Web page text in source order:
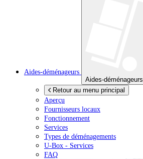
Aides-déménageurs
Aides-déménageurs
Retour au menu principal
Aperçu
Fournisseurs locaux
Fonctionnement
Services
Types de déménagements
U-Box - Services
FAQ